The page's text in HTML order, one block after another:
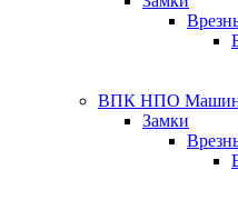
ВПК НПО
Замки